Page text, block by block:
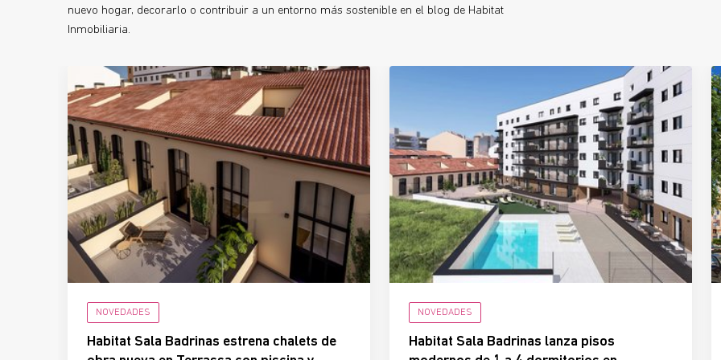
nuevo hogar, decorarlo o contribuir a un entorno más sostenible en el blog de Habitat
Inmobiliaria.
NOVEDADES
Habitat Sala Badrinas estrena chalets de
NOVEDADES
Habitat Sala Badrinas lanza pisos